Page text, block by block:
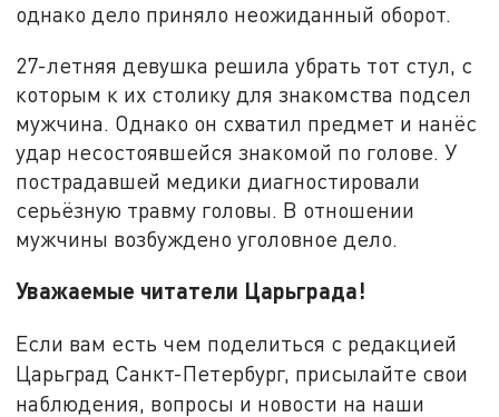
однако дело приняло неожиданный оборот.
27-летняя девушка решила убрать тот стул, с
которым к их столику для знакомства подсел
мужчина. Однако он схватил предмет и нанёс
удар несостоявшейся знакомой по голове. У
пострадавшей медики диагностировали
серьёзную травму головы. В отношении
мужчины возбуждено уголовное дело.
Уважаемые читатели Царьграда!
Если вам есть чем поделиться с редакцией
Царьград Санкт-Петербург, присылайте свои
наблюдения, вопросы и новости на наши